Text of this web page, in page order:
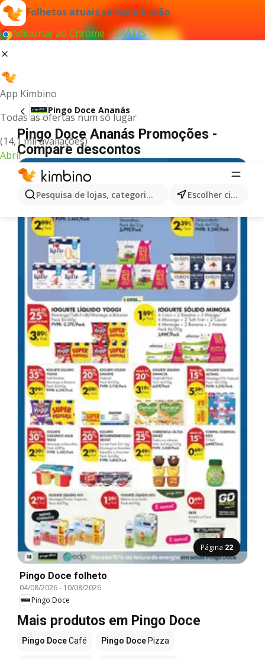
Folhetos atuais sempre à mão
Adicionar ao Chrome - GRÁTIS
App Kimbino
Todas as ofertas num só lugar
(14,1 mil avaliações)
Abrir
Pesquisa de lojas, categorias,produtos... Escolher cidade
Pingo Doce Ananás
Pingo Doce Ananás Promoções -
Compare descontos
Página 22
Pingo Doce folheto
04/08/2026- 10/08/2026
Pingo Doce
Mais produtos em Pingo Doce
Pingo DoceCafé Pingo Doce Pizza